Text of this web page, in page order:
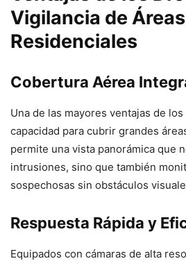
Vigilancia de Áreas
Residenciales
Cobertura Aérea
Una de las mayores ventajas de
capacidad para cubrir grandes
permite una vista panorámica que
intrusiones, sino que también
sospechosas sin obstáculos
Respuesta Rápida y
Equipados con cámaras de alta